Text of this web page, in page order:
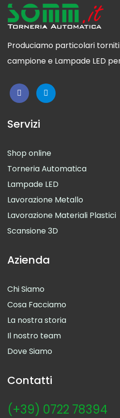
Produciamo particolari torniti
campione e Lampade LED
Servizi
Shop online
Torneria Automatica
Lampade LED
Lavorazione Metallo
Lavorazione Materiali Plastici
Scansione 3D
Azienda
Chi Siamo
Cosa Facciamo
La nostra storia
Il nostro team
Dove Siamo
Contatti
(+39) 0722 78394